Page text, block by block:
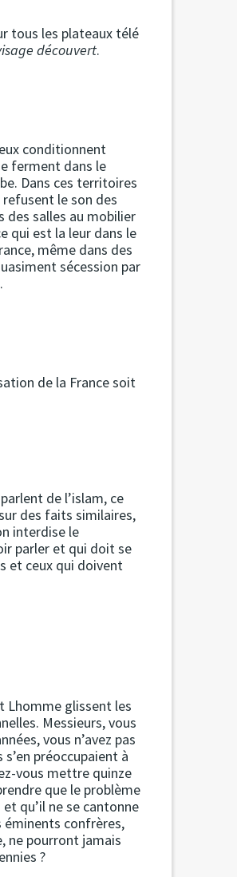
tous les plateaux télé
découvert.
conditionnent
ferment dans le
Dans ces territoires
refusent le son des
des salles au mobilier
qui est la leur dans le
même dans des
sécession par
de la France soit
de l’islam, ce
des faits similaires,
interdise le
parler et qui doit se
et ceux qui doivent
Lhomme glissent les
Messieurs, vous
vous n’avez pas
préoccupaient à
vous mettre quinze
que le problème
qu’il ne se cantonne
éminents confrères,
ne pourront jamais
?